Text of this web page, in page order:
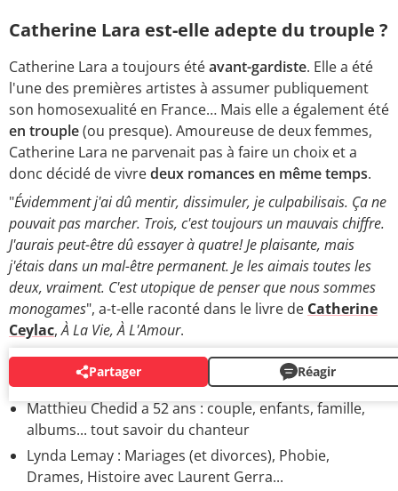
Catherine Lara est-elle adepte du trouple ?
Catherine Lara a toujours étéavant-gardiste. Elle a été
l'une des premières artistes à assumer publiquement
son homosexualité en France… Mais elle a également été
en trouple(ou presque). Amoureuse de deux femmes,
Catherine Lara ne parvenait pas à faire un choix et a
donc décidé de vivredeux romances en même temps.
"Évidemment j'ai dû mentir, dissimuler, je culpabilisais. Ça ne
pouvait pas marcher. Trois, c'est toujours un mauvais chiffre.
J'aurais peut-être dû essayer à quatre! Je plaisante, mais
j'étais dans un mal-être permanent. Je les aimais toutes les
deux, vraiment. C'est utopique de penser que nous sommes
monogames", a-t-elle raconté dans le livre de Catherine
Ceylac,À La Vie, À L'Amour.
Partager Réagir
CHANTEURS
Matthieu Chedid a 52 ans : couple, enfants, famille,
albums... tout savoir du chanteur
Lynda Lemay : Mariages (et divorces), Phobie,
Drames, Histoire avec Laurent Gerra...